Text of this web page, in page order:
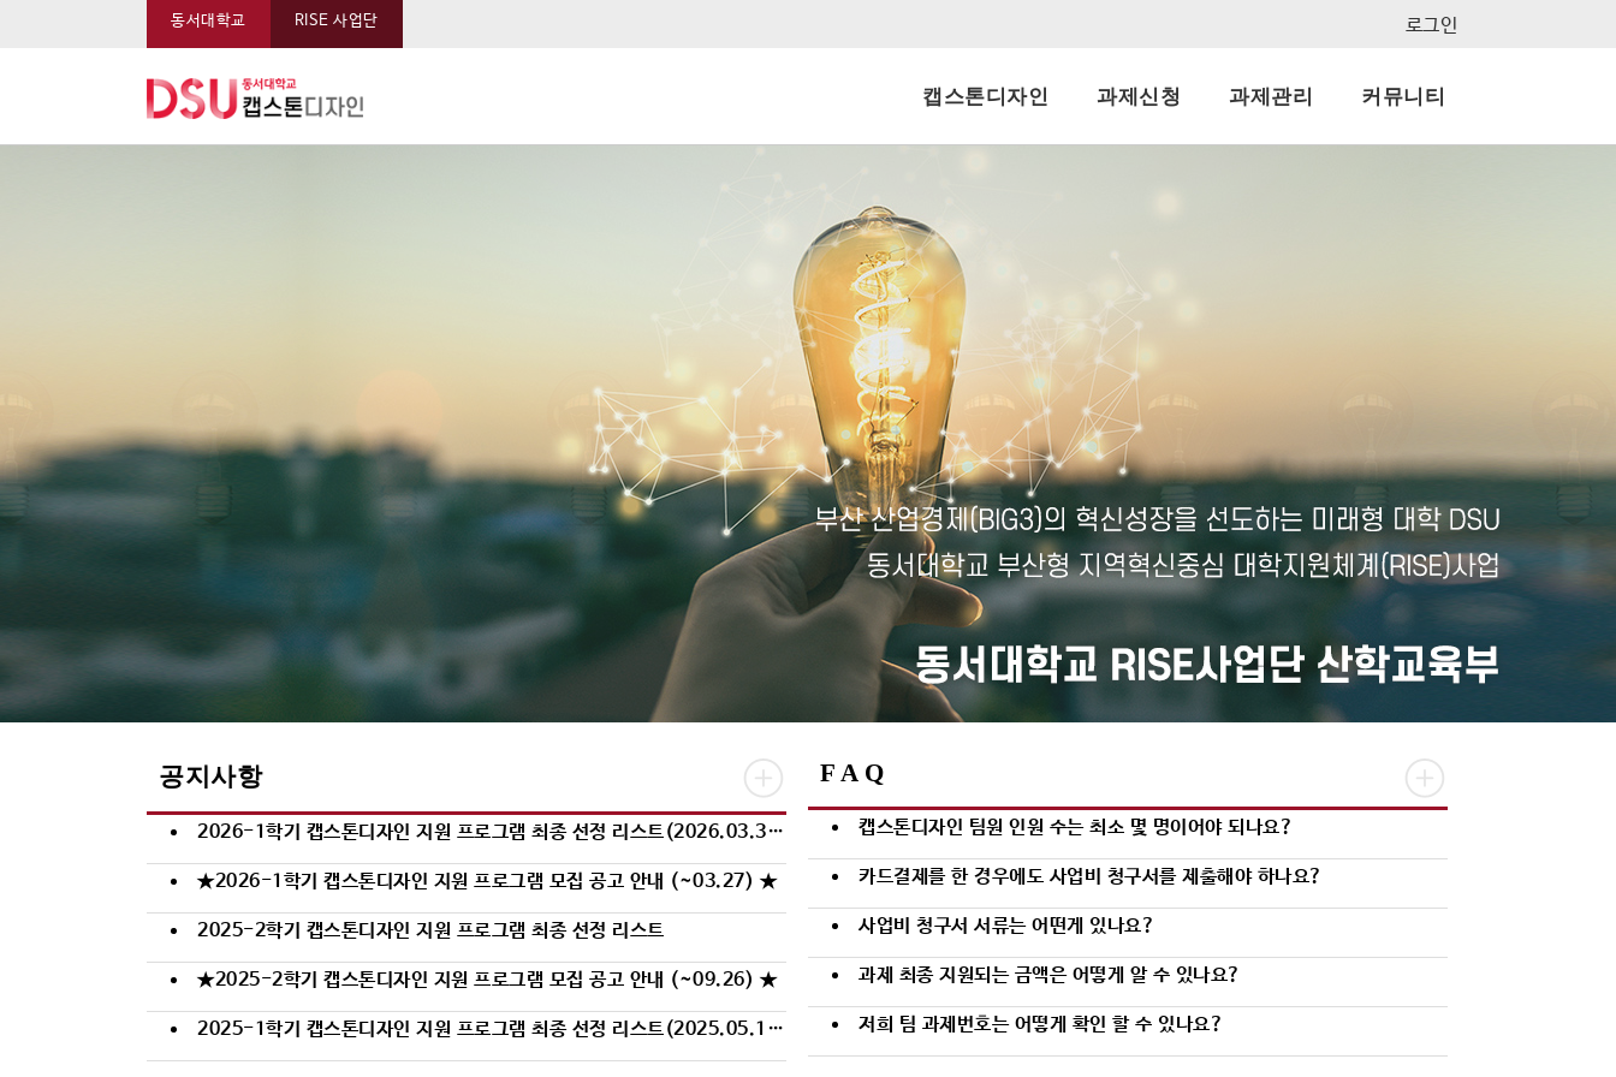
동서대학교 RISE 사업단 로그인
캡스톤디자인 과제신청 과제관리 커뮤니티
공지사항
2026-1학기 캡스톤디자인 지원 프로그램 최종 선정 리스트(2026.03.31.기준)
★2026-1학기 캡스톤디자인 지원 프로그램 모집 공고 안내 (~03.27) ★
2025-2학기 캡스톤디자인 지원 프로그램 최종 선정 리스트
★2025-2학기 캡스톤디자인 지원 프로그램 모집 공고 안내 (~09.26) ★
2025-1학기 캡스톤디자인 지원 프로그램 최종 선정 리스트(2025.05.12.기준)
F A Q
캡스톤디자인 팀원 인원 수는 최소 몇 명이어야 되나요?
카드결제를 한 경우에도 사업비 청구서를 제출해야 하나요?
사업비 청구서 서류는 어떤게 있나요?
과제 최종 지원되는 금액은 어떻게 알 수 있나요?
저희 팀 과제번호는 어떻게 확인 할 수 있나요?